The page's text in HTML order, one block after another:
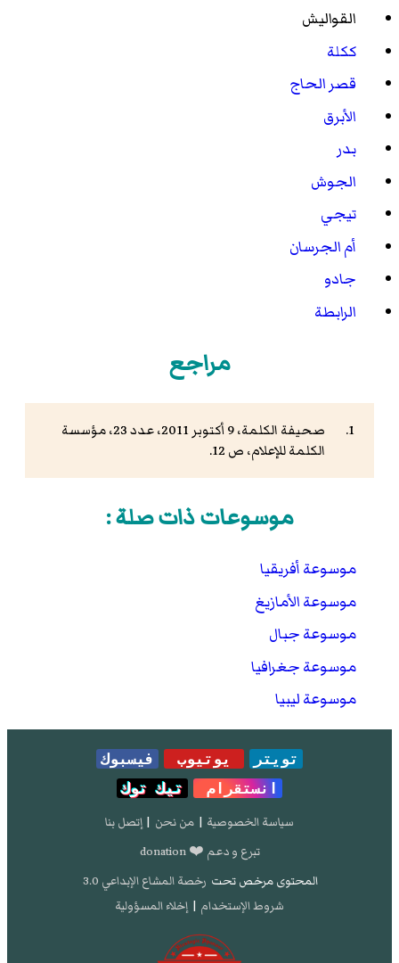
القواليش
ككلة
قصر الحاج
الأبرق
بدر
الجوش
تيجي
أم الجرسان
جادو
الرابطة
مراجع
صحيفة الكلمة، 9 أكتوبر 2011، عدد 23، مؤسسة
الكلمة للإعلام، ص 12.
موسوعات ذات صلة :
موسوعة أفريقيا
موسوعة الأمازيغ
موسوعة جبال
موسوعة جغرافيا
موسوعة ليبيا
تويتر يوتيوب
فيسبوك
انستقرام
تيك توك
سياسة الخصوصية | من نحن | إتصل بنا
تبرع و دعم ❤️ donation
المحتوى مرخص تحت رخصة المشاع الإبداعي 3.0
شروط الإستخدام | إخلاء المسؤولية